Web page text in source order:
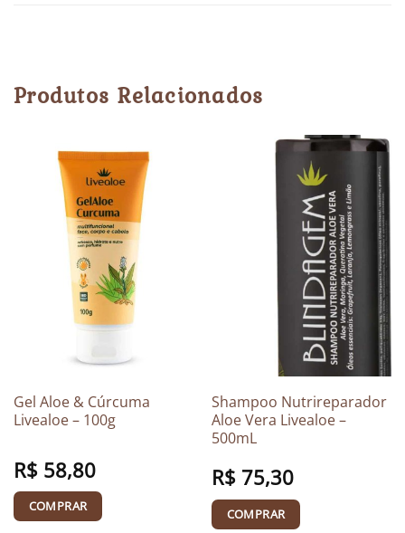
Produtos Relacionados
Gel Aloe & Cúrcuma
Livealoe – 100g
R$58,80
COMPRAR
Shampoo Nutrireparador
Aloe Vera Livealoe –
500mL
R$75,30
COMPRAR